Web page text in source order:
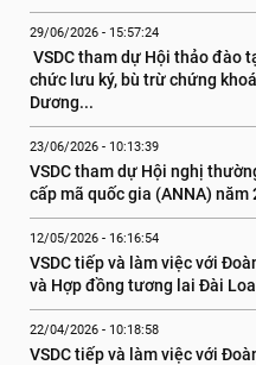
29/06/2026 - 15:57:24
VSDC tham dự Hội thảo đào
chức lưu ký, bù trừ chứng
Dương...
23/06/2026 - 10:13:39
VSDC tham dự Hội nghị
cấp mã quốc gia (ANNA) năm
12/05/2026 - 16:16:54
VSDC tiếp và làm việc với
và Hợp đồng tương lai Đài
22/04/2026 - 10:18:58
VSDC tiếp và làm việc với